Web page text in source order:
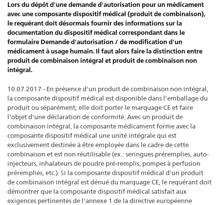
Lors du dépôt d'une demande d'autorisation pour un médicament
avec une composante dispositif médical (produit de combinaison),
le requérant doit désormais fournir des informations sur la
documentation du dispositif médical correspondant dans le
formulaire Demande d'autorisation / de modification d'un
médicament à usage humain. Il faut alors faire la distinction entre
produit de combinaison intégral et produit de combinaison non
intégral.
10.07.2017 - En présence d'un produit de combinaison non intégral,
la composante dispositif médical est disponible dans l'emballage du
produit ou séparément; elle doit porter le marquage CE et faire
l'objet d'une déclaration de conformité. Avec un produit de
combinaison intégral, la composante médicament forme avec la
composante dispositif médical une unité intégrale qui est
exclusivement destinée à être employée dans le cadre de cette
combinaison et est non réutilisable (ex.: seringues préremplies, auto-
injecteurs, inhalateurs de poudre pré-remplis, pompes à perfusion
préremplies, etc.). Si la composante dispositif médical d'un produit
de combinaison intégral est dénué du marquage CE, le requérant doit
démontrer que la composante dispositif médical satisfait aux
exigences pertinentes de l'annexe 1 de la directive européenne